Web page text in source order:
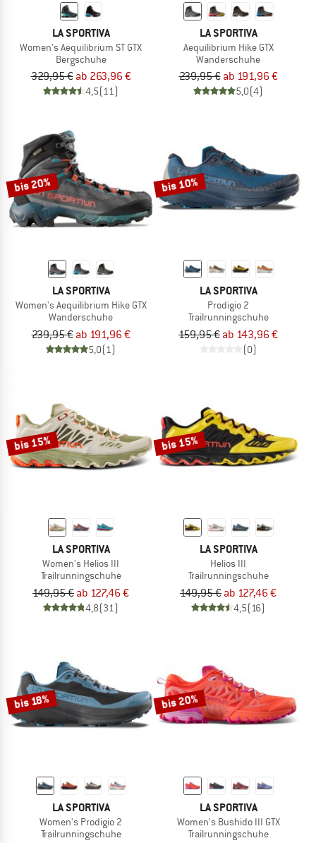
LA SPORTIVA
Women's Aequilibrium ST GTX
Bergschuhe
329,95 € ab 263,96 €
4,5(11)
LA SPORTIVA
Aequilibrium Hike GTX
Wanderschuhe
239,95 € ab 191,96 €
5,0(4)
bis 20%
LA SPORTIVA
Women's Aequilibrium Hike GTX
Wanderschuhe
239,95 € ab 191,96 €
5,0(1)
bis 10%
LA SPORTIVA
Prodigio 2
Trailrunningschuhe
159,95 € ab 143,96 €
(0)
bis 15%
LA SPORTIVA
Women's Helios III
Trailrunningschuhe
149,95 € ab 127,46 €
4,8(31)
bis 15%
LA SPORTIVA
Helios III
Trailrunningschuhe
149,95 € ab 127,46 €
4,5(16)
bis 18%
LA SPORTIVA
Women's Prodigio 2
Trailrunningschuhe
bis 20%
LA SPORTIVA
Women's Bushido III GTX
Trailrunningschuhe